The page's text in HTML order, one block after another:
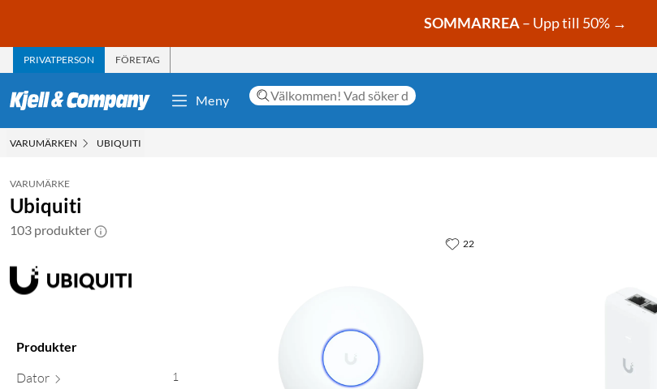
SOMMARREA– Upp till 50% →
PRIVATPERSON FÖRETAG
Meny
VARUMÄRKEN UBIQUITI
VARUMÄRKE
Ubiquiti
103 produkter
Produkter
Dator 1
22